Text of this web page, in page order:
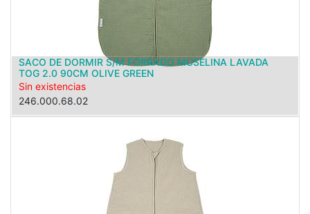
SACO DE DORMIR S/M FORRADO MUSELINA LAVADA
TOG 2.0 90CM OLIVE GREEN
Sin existencias
246.000.68.02